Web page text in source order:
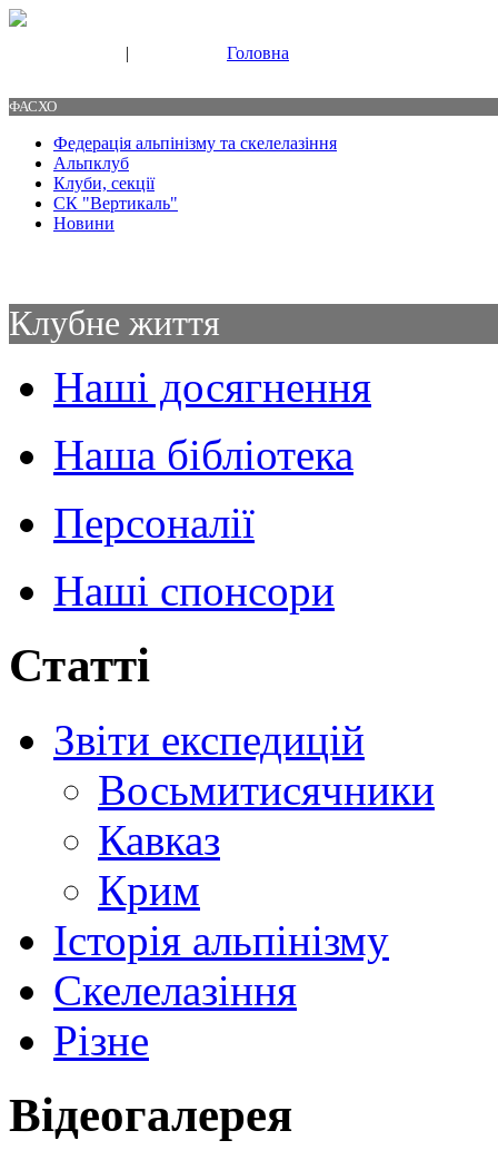
| Головна
ФАСХО
Федерація альпінізму та скелелазіння
Альпклуб
Клуби, секції
СК "Вертикаль"
Новини
Клубне життя
Наші досягнення
Наша бібліотека
Персоналії
Наші спонсори
Статті
Звіти експедицій
Восьмитисячники
Кавказ
Крим
Історія альпінізму
Скелелазіння
Різне
Відеогалерея